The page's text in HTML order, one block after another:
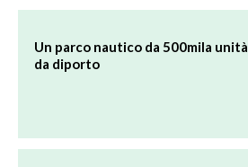
Un parco nautico da 500mila unità
da diporto